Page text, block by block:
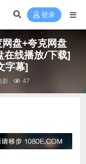
登录
盘+夸克网盘
在线播放/下载]
字幕]
影 47